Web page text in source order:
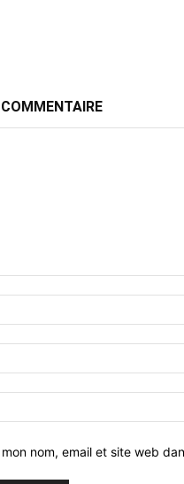
nom, email et site web